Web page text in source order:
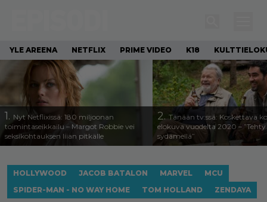
YLE AREENA NETFLIX PRIME VIDEO K18
1. Nyt Netflixissä: 180 miljoonan
toimintaseikkailu – Margot Robbie vei
seksikohtauksen liian pitkälle
2. Tänään tv:ssä: Koskettava
elokuva vuodelta 2020 – ”Tehty
sydämellä”
HOLLYWOOD JACOB BATALON MARVEL
MCU
SPIDER-MAN - NO WAY HOME
TOM HOLLAND ZENDAYA